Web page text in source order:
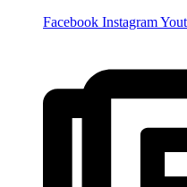
Facebook Instagram